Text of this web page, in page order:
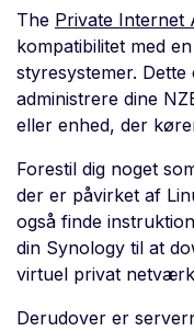
The Private Internet
kompatibilitet med
styresystemer.
administrere dine
eller enhed, der
Forestil dig noget
der er påvirket af
også finde
din Synology til at
virtuel privat
Derudover er